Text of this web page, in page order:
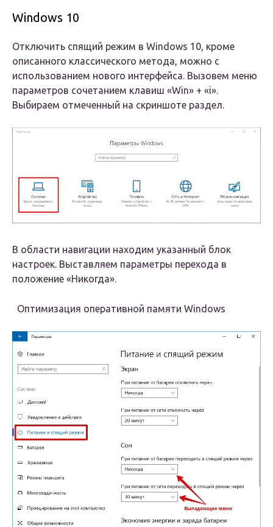
Windows 10
Отключить спящий режим в Windows 10, кроме
описанного классического метода, можно с
использованием нового интерфейса. Вызовем меню
параметров сочетанием клавиш «Win» + «i».
Выбираем отмеченный на скриншоте раздел.
В области навигации находим указанный блок
настроек. Выставляем параметры перехода в
положение «Никогда».
Оптимизация оперативной памяти Windows